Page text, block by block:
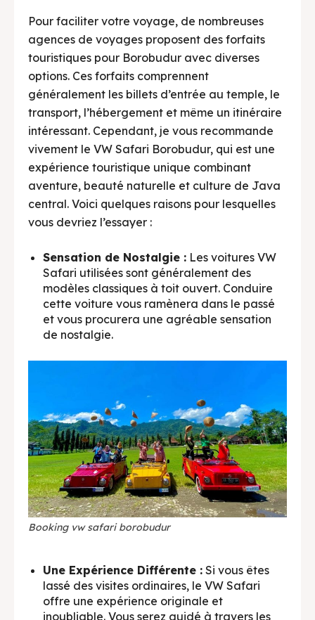
Pour faciliter votre voyage, de nombreuses
agences de voyages proposent des forfaits
touristiques pour Borobudur avec diverses
options. Ces forfaits comprennent
généralement les billets d’entrée au temple, le
transport, l’hébergement et même un itinéraire
intéressant. Cependant, je vous recommande
vivement le VW Safari Borobudur, qui est une
expérience touristique unique combinant
aventure, beauté naturelle et culture de Java
central. Voici quelques raisons pour lesquelles
vous devriez l’essayer :
Sensation de Nostalgie : Les voitures VW
Safari utilisées sont généralement des
modèles classiques à toit ouvert. Conduire
cette voiture vous ramènera dans le passé
et vous procurera une agréable sensation
de nostalgie.
Booking vw safari borobudur
Une Expérience Différente : Si vous êtes
lassé des visites ordinaires, le VW Safari
offre une expérience originale et
inoubliable. Vous serez guidé à travers les